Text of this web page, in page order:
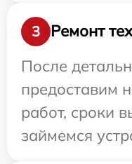
3
Ремонт
После
предоставим
работ, сроки
займемся